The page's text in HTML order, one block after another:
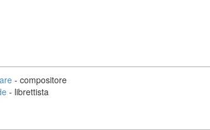
- compositore
- librettista